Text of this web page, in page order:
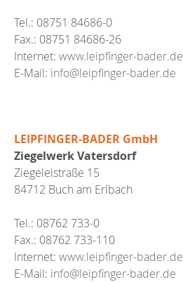
Tel.: 08751 84686-0
Fax.: 08751 84686-26
Internet: www.leipfinger-bader.de
E-Mail: info@leipfinger-bader.de
LEIPFINGER-BADER GmbH
Ziegelwerk Vatersdorf
Ziegeleistraße 15
84712 Buch am Erlbach
Tel.: 08762 733-0
Fax.: 08762 733-110
Internet: www.leipfinger-bader.de
E-Mail: info@leipfinger-bader.de